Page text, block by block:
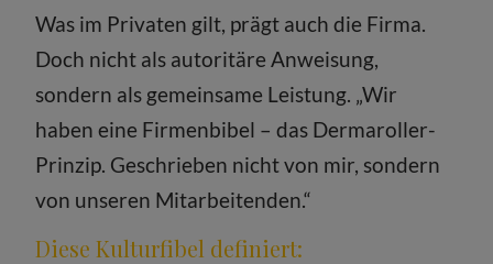
Was im Privaten gilt, prägt auch die Firma.
Doch nicht als autoritäre Anweisung,
sondern als gemeinsame Leistung. „Wir
haben eine Firmenbibel – das Dermaroller-
Prinzip. Geschrieben nicht von mir, sondern
von unseren Mitarbeitenden.“
Diese Kulturfibel definiert: